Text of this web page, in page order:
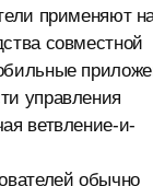
применяют
совместной
управления
ветвление-и-
обычно